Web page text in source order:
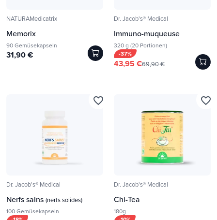
NATURAMedicatrix
Memorix
90 Gemüsekapseln
31,90 €
Dr. Jacob's® Medical
Immuno-muqueuse
320 g (20 Portionen)
-37%
43,95 €69,90 €
Dr. Jacob's® Medical
Nerfs sains (nerfs solides)
100 Gemüsekapseln
favorite_border
Dr. Jacob's® Medical
Chi-Tea
180g
favorite_border